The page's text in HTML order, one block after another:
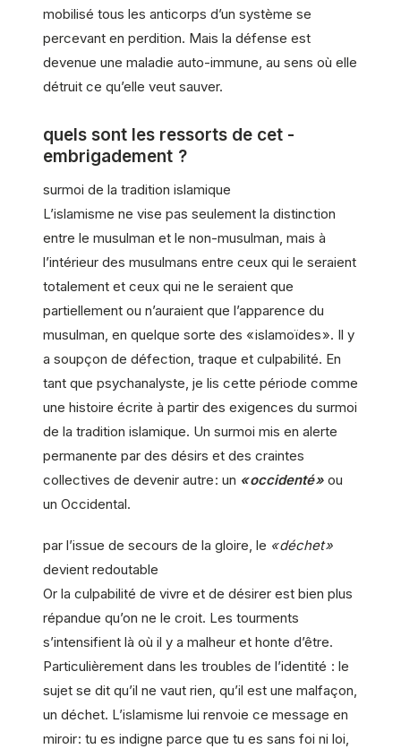
mobilisé tous les anticorps d’un système se
percevant en perdition. Mais la défense est
devenue une maladie auto-immune, au sens où elle
détruit ce qu’elle veut sauver.
quels sont les ressorts de cet ­
embrigadement ?
surmoi de la tradition islamique
L’islamisme ne vise pas seulement la distinction
entre le musulman et le non-musulman, mais à
l’intérieur des musulmans entre ceux qui le seraient
totalement et ceux qui ne le seraient que
partiellement ou n’auraient que l’apparence du
musulman, en quelque sorte des « islamoïdes ». Il y
a soupçon de défection, traque et culpabilité. En
tant que psychanalyste, je lis cette période comme
une histoire écrite à partir des exigences du ­surmoi
de la tradition islamique. Un surmoi mis en alerte
permanente par des désirs et des craintes
collectives de devenir autre : un « occidenté » ou
un Occidental.
par l’issue de secours de la gloire, le « déchet »
devient redoutable
Or la culpabilité de vivre et de désirer est bien plus
répandue qu’on ne le croit. Les tourments
s’intensifient là où il y a malheur et honte d’être.
Particulièrement dans les troubles de l’identité : le
sujet se dit qu’il ne vaut rien, qu’il est une malfaçon,
un déchet. L’islamisme lui renvoie ce message en
miroir : tu es indigne parce que tu es sans foi ni loi,